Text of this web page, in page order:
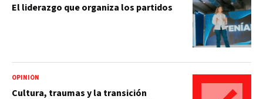
El liderazgo que organiza los partidos
OPINIÓN
Cultura, traumas y la transición